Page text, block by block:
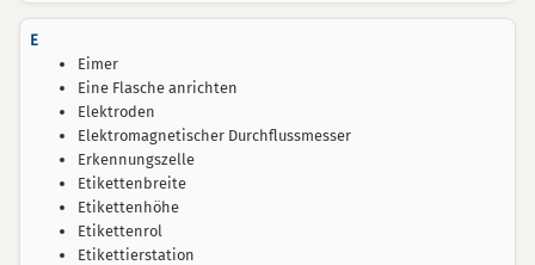
E
Eimer
Eine Flasche anrichten
Elektroden
Elektromagnetischer Durchflussmesser
Erkennungszelle
Etikettenbreite
Etikettenhöhe
Etikettenrol
Etikettierstation